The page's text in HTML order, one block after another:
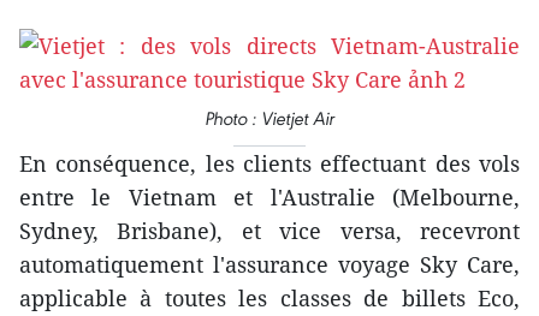
Photo : Vietjet Air
En conséquence, les clients effectuant des vols
entre le Vietnam et l'Australie (Melbourne,
Sydney, Brisbane), et vice versa, recevront
automatiquement l'assurance voyage Sky Care,
applicable à toutes les classes de billets Eco,